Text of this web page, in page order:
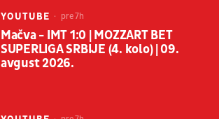
YOUTUBE pre 7h
Mačva - IMT 1:0 | MOZZART BET
SUPERLIGA SRBIJE (4. kolo) | 09.
avgust 2026.